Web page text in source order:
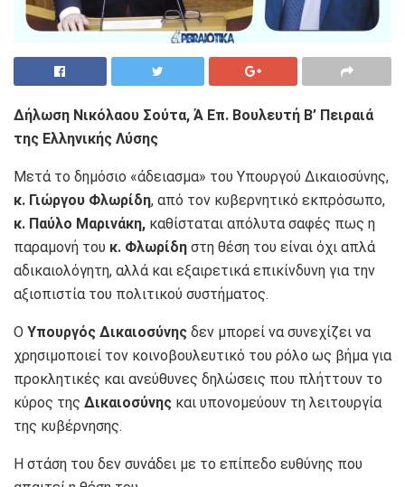
Δήλωση Νικόλαου Σούτα, Ά Επ. Βουλευτή Β’ Πειραιά
της Ελληνικής Λύσης
Μετά το δημόσιο «άδειασμα» του Υπουργού Δικαιοσύνης,
κ. Γιώργου Φλωρίδη, από τον κυβερνητικό εκπρόσωπο,
κ. Παύλο Μαρινάκη, καθίσταται απόλυτα σαφές πως η
παραμονή του κ. Φλωρίδη στη θέση του είναι όχι απλά
αδικαιολόγητη, αλλά και εξαιρετικά επικίνδυνη για την
αξιοπιστία του πολιτικού συστήματος.
Ο Υπουργός Δικαιοσύνης δεν μπορεί να συνεχίζει να
χρησιμοποιεί τον κοινοβουλευτικό του ρόλο ως βήμα για
προκλητικές και ανεύθυνες δηλώσεις που πλήττουν το
κύρος της Δικαιοσύνης και υπονομεύουν τη λειτουργία
της κυβέρνησης.
Η στάση του δεν συνάδει με το επίπεδο ευθύνης που